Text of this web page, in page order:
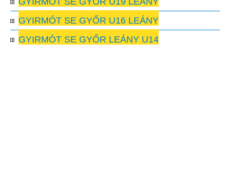
GYIRMÓT SE GYŐR U16 LEÁNY
GYIRMÓT SE GYŐR LEÁNY U14